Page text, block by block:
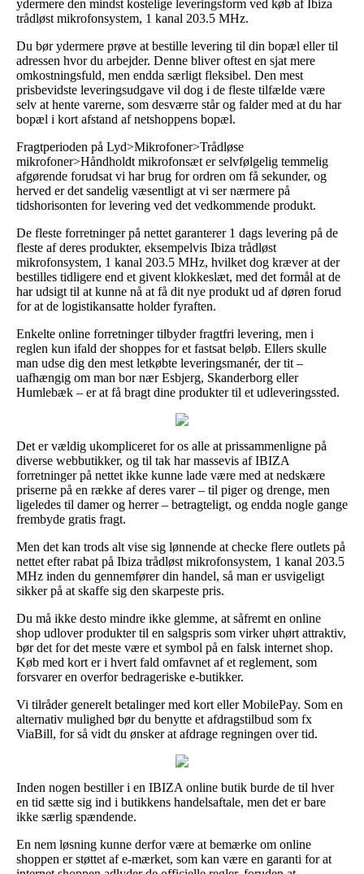
ydermere den mindst kostelige leveringsform ved køb af Ibiza
trådløst mikrofonsystem, 1 kanal 203.5 MHz.
Du bør ydermere prøve at bestille levering til din bopæl eller til
adressen hvor du arbejder. Denne bliver oftest en sjat mere
omkostningsfuld, men endda særligt fleksibel. Den mest
prisbevidste leveringsudgave vil dog i de fleste tilfælde være
selv at hente varerne, som desværre står og falder med at du har
bopæl i kort afstand af netshoppens bopæl.
Fragtperioden på Lyd>Mikrofoner>Trådløse
mikrofoner>Håndholdt mikrofonsæt er selvfølgelig temmelig
afgørende forudsat vi har brug for ordren om få sekunder, og
herved er det sandelig væsentligt at vi ser nærmere på
tidshorisonten for levering ved det vedkommende produkt.
De fleste forretninger på nettet garanterer 1 dags levering på de
fleste af deres produkter, eksempelvis Ibiza trådløst
mikrofonsystem, 1 kanal 203.5 MHz, hvilket dog kræver at der
bestilles tidligere end et givent klokkeslæt, med det formål at de
har udsigt til at kunne nå at få dit nye produkt ud af døren forud
for at de logistikansatte holder fyraften.
Enkelte online forretninger tilbyder fragtfri levering, men i
reglen kun ifald der shoppes for et fastsat beløb. Ellers skulle
man udse dig den mest letkøbte leveringsmanér, der tit –
uafhængig om man bor nær Esbjerg, Skanderborg eller
Humlebæk – er at få bragt dine produkter til et udleveringssted.
Det er vældig ukompliceret for os alle at prissammenligne på
diverse webbutikker, og til tak har massevis af IBIZA
forretninger på nettet ikke kunne lade være med at nedskære
priserne på en række af deres varer – til piger og drenge, men
ligeledes til damer og herrer – betragteligt, og endda nogle gange
frembyde gratis fragt.
Men det kan trods alt vise sig lønnende at checke flere outlets på
nettet efter rabat på Ibiza trådløst mikrofonsystem, 1 kanal 203.5
MHz inden du gennemfører din handel, så man er usvigeligt
sikker på at skaffe sig den skarpeste pris.
Du må ikke desto mindre ikke glemme, at såfremt en online
shop udlover produkter til en salgspris som virker uhørt attraktiv,
bør det for det meste være et symbol på en falsk internet shop.
Køb med kort er i hvert fald omfavnet af et reglement, som
forsvarer en overfor bedrageriske e-butikker.
Vi tilråder generelt betalinger med kort eller MobilePay. Som en
alternativ mulighed bør du benytte et afdragstilbud som fx
ViaBill, for så vidt du ønsker at afdrage regningen over tid.
Inden nogen bestiller i en IBIZA online butik burde de til hver
en tid sætte sig ind i butikkens handelsaftale, men det er bare
ikke særlig spændende.
En nem løsning kunne derfor være at bemærke om online
shoppen er støttet af e-mærket, som kan være en garanti for at